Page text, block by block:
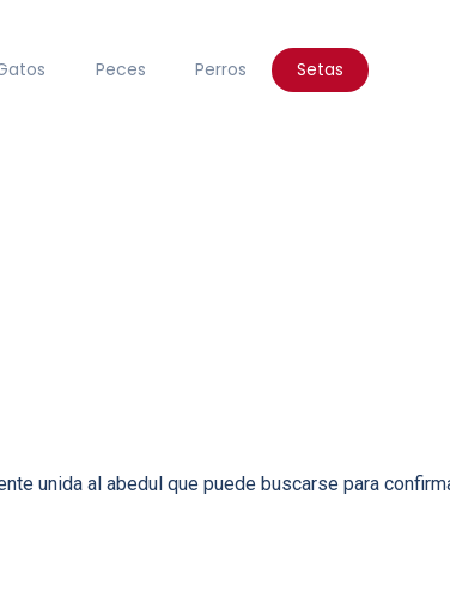
Peces Perros Setas
unida al abedul que puede buscarse para